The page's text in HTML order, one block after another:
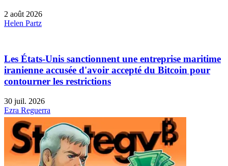
2 août 2026
Helen Partz
Les États-Unis sanctionnent une entreprise maritime
iranienne accusée d'avoir accepté du Bitcoin pour
contourner les restrictions
30 juil. 2026
Ezra Reguerra